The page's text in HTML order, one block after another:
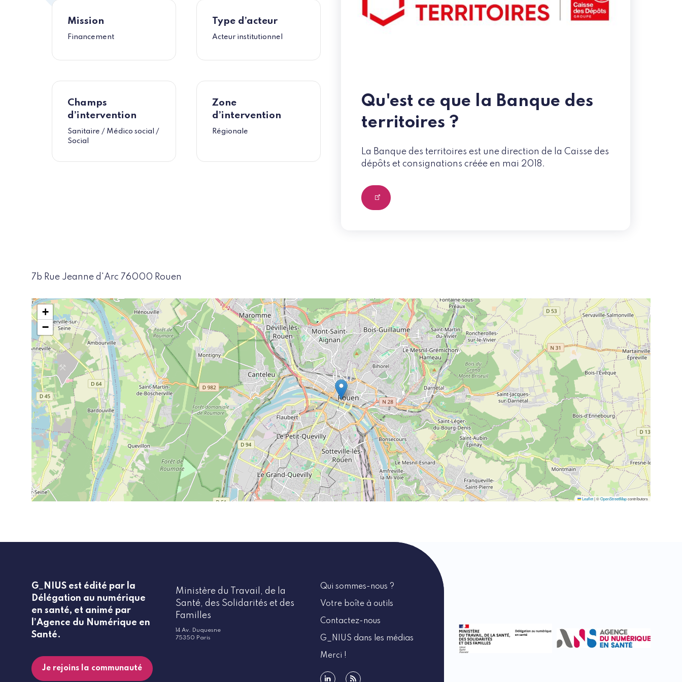
Mission
Financement
Type d’acteur
Acteur institutionnel
Champs
d’intervention
Sanitaire / Médico social /
Social
Zone
d’intervention
Régionale
Qu'est ce que la Banque des
territoires ?
La Banque des territoires est une direction de la Caisse des
dépôts et consignations créée en mai 2018.
7b Rue Jeanne d'Arc 76000 Rouen
+
−
Leaflet|©OpenStreetMapcontributors
G_NIUS est édité par la
Délégation au numérique
en santé, et animé par
l’Agence du Numérique en
Santé.
Je rejoins la communauté
Ministère du Travail, de la
Santé, des Solidarités et des
Familles
14 Av. Duquesne
75350 Paris
Qui sommes-nous ?
Votre boîte à outils
Contactez-nous
G_NIUS dans les médias
Merci !